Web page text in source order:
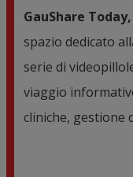
GauShare
spazio dedicato
serie di
viaggio
cliniche, gestione